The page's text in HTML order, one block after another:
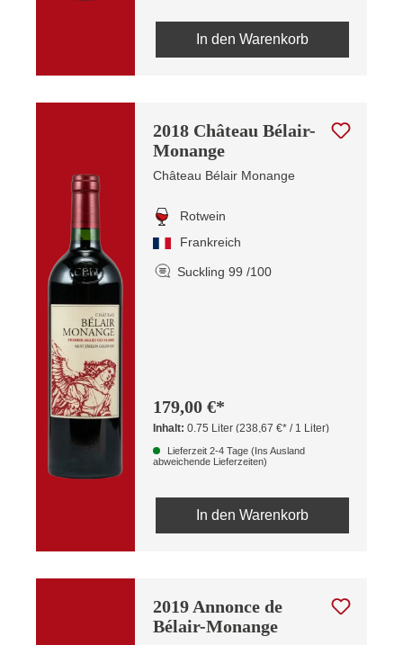
In den Warenkorb
2018 Château Bélair-
Monange
Château Bélair Monange
Rotwein
Frankreich
Suckling 99 /100
179,00 €*
Inhalt:0.75 Liter(238,67 €* / 1 Liter)
Lieferzeit 2-4 Tage (Ins Ausland
abweichende Lieferzeiten)
In den Warenkorb
2019 Annonce de
Bélair-Monange